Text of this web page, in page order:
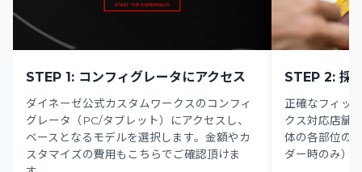
STEP 1: コンフィグレータにアクセス
ダイネーゼ公式カスタムワークスのコンフィ
グレータ（PC/タブレット）にアクセスし、
ベースとなるモデルを選択します。金額やカ
スタマイズの費用もこちらでご確認頂けま
STEP 2: 採
正確なフィッ
クス対応店舗
体の各部位の
ダー時のみ）